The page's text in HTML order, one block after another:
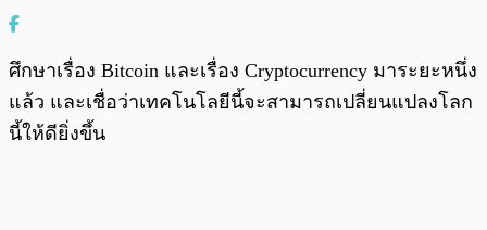
ศึกษาเรื่อง Bitcoin และเรื่อง Cryptocurrency มาระยะหนึ่ง
แล้ว และเชื่อว่าเทคโนโลยีนี้จะสามารถเปลี่ยนแปลงโลก
นี้ให้ดียิ่งขึ้น